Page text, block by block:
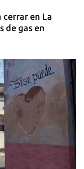
cerrar en La
de gas en